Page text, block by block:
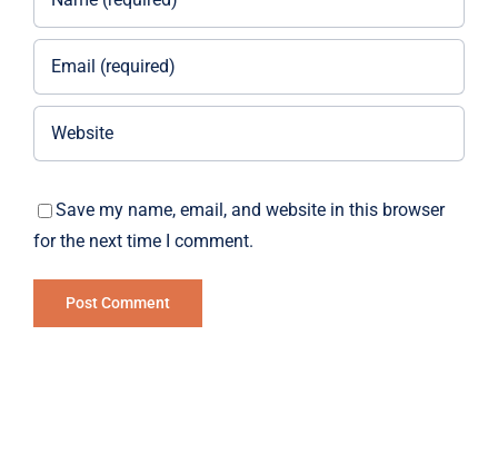
Save my name, email, and website in this browser
for the next time I comment.